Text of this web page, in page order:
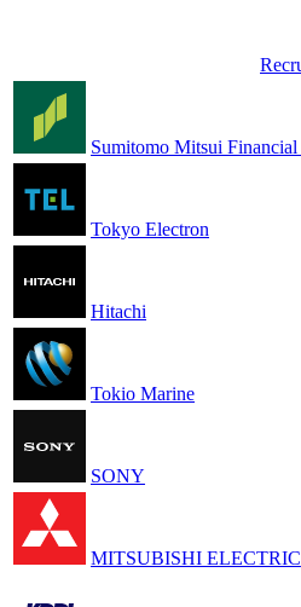
Sumitomo Mitsui
Tokyo Electron
Hitachi
Tokio Marine
SONY
MITSUBISHI ELECTRIC